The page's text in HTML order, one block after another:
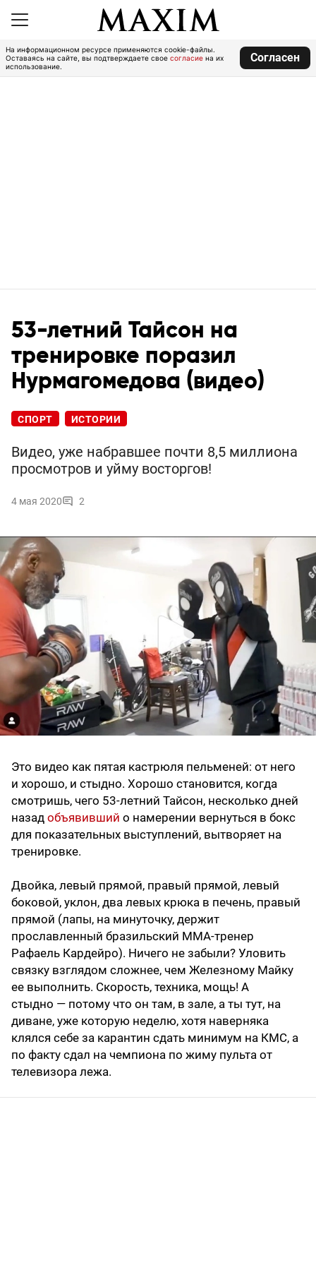
На информационном ресурсе применяются cookie-файлы.
Оставаясь на сайте, вы подтверждаете свое согласие на их
использование.
Согласен
53-летний Тайсон на
тренировке поразил
Нурмагомедова (видео)
СПОРТ ИСТОРИИ
Видео, уже набравшее почти 8,5 миллиона
просмотров и уйму восторгов!
4 мая 2020 2
Это видео как пятая кастрюля пельменей: от него
и хорошо, и стыдно. Хорошо становится, когда
смотришь, чего 53-летний Тайсон, несколько дней
назад объявивший о намерении вернуться в бокс
для показательных выступлений, вытворяет на
тренировке.
Двойка, левый прямой, правый прямой, левый
боковой, уклон, два левых крюка в печень, правый
прямой (лапы, на минуточку, держит
прославленный бразильский ММА-тренер
Рафаель Кардейро). Ничего не забыли? Уловить
связку взглядом сложнее, чем Железному Майку
ее выполнить. Скорость, техника, мощь! А
стыдно — потому что он там, в зале, а ты тут, на
диване, уже которую неделю, хотя наверняка
клялся себе за карантин сдать минимум на КМС, а
по факту сдал на чемпиона по жиму пульта от
телевизора лежа.